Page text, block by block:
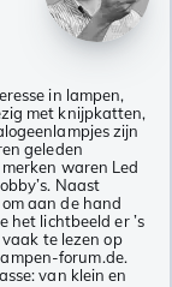
in lampen,
met knijpkatten,
zijn
geleden
waren Led
Naast
aan de hand
het lichtbeeld er ’s
te lezen op
forum.de.
van klein en